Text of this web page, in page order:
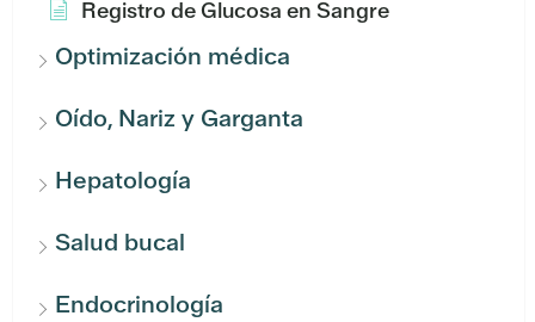
Registro de Glucosa en Sangre
Optimización médica
Oído, Nariz y Garganta
Hepatología
Salud bucal
Endocrinología